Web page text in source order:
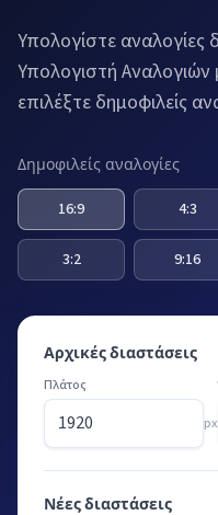
Υπολογίστε
Υπολογιστή Αναλογιών
επιλέξτε δημοφιλείς
Δημοφιλείς αναλογίες
16:9 4:3
3:2 9:16
Αρχικές διαστάσεις
Πλάτος
px
Νέες διαστάσεις